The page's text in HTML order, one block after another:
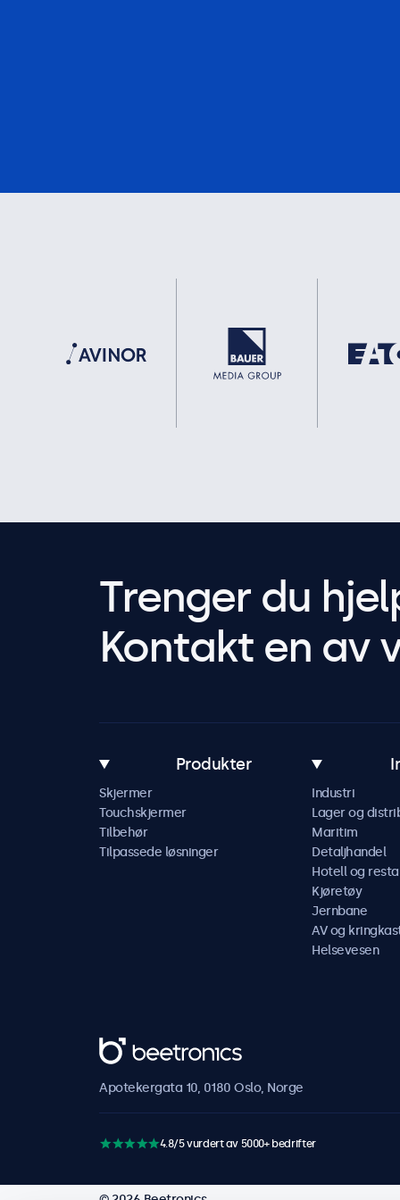
Trenger du
Kontakt en av
Produkter
Skjermer
Touchskjermer
Tilbehør
Tilpassede løsninger
Industri
Lager og
Maritim
Detaljhandel
Hotell og
Kjøretøy
Jernbane
AV og
Helsevesen
Beetronics
Apotekergata 10, 0180 Oslo, Norge
4.8/5 vurdert av 5000+ bedrifter